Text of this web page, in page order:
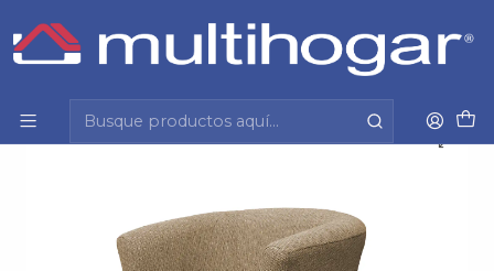
Inicio Muebles
Poltrona
Poltrona 1/C Manao T Lino Monaco Beige Mantahue
Manao20232540